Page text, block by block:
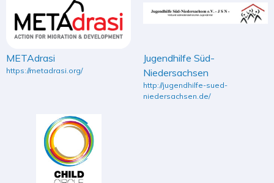
METAdrasi
https://metadrasi.org/
Jugendhilfe Süd-
Niedersachsen
http://jugendhilfe-sued-
niedersachsen.de/